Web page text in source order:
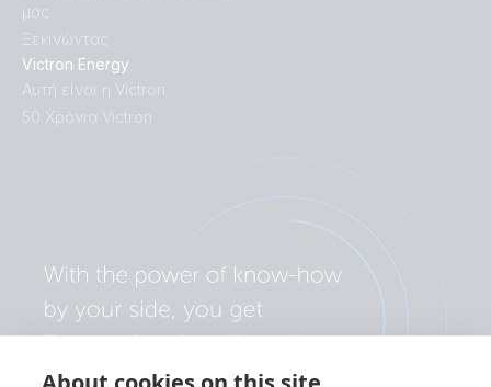
μας
Ξεκινώντας
Victron Energy
Αυτή είναι η Victron
50 Χρόνια Victron